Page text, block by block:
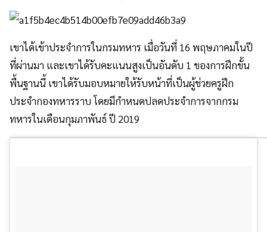
เขาได้เข้าประจำการในกรมทหาร เมื่อวันที่ 16 พฤษภาคมในปี
ที่ผ่านมา และเขาได้รับคะแนนสูงเป็นอันดับ 1 ของการฝึกขั้น
พื้นฐานนี้ เขาได้รับมอบหมายให้รับหน้าที่เป็นผู้ช่วยครูฝึก
ประจำกองทหารราบ โดยมีกำหนดปลดประจำการจากกรม
ทหารในเดือนกุมภาพันธ์ ปี 2019